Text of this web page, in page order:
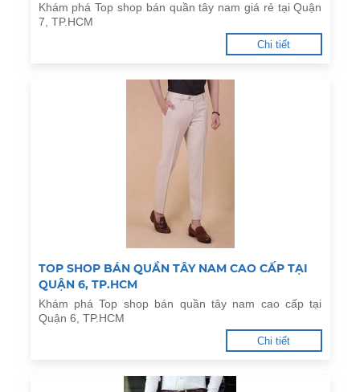
Khám phá Top shop bán quần tây nam giá rẻ tại Quận
7, TP.HCM
Chi tiết
TOP SHOP BÁN QUẦN TÂY NAM CAO CẤP TẠI
QUẬN 6, TP.HCM
Khám phá Top shop bán quần tây nam cao cấp tại
Quận 6, TP.HCM
Chi tiết